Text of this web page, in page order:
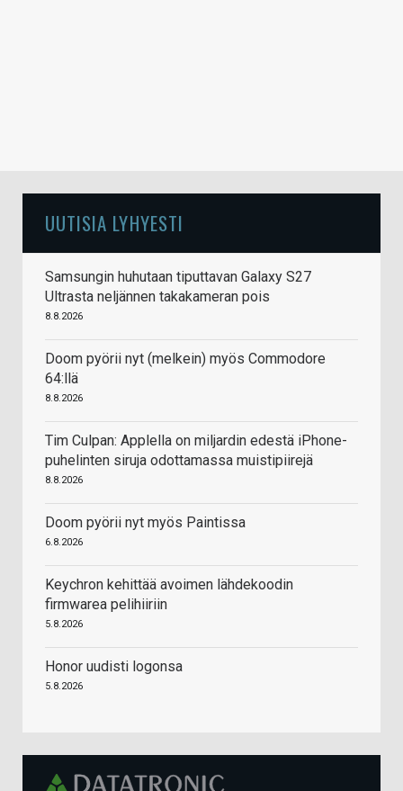
UUTISIA LYHYESTI
Samsungin huhutaan tiputtavan Galaxy S27
Ultrasta neljännen takakameran pois
8.8.2026
Doom pyörii nyt (melkein) myös Commodore
64:llä
8.8.2026
Tim Culpan: Applella on miljardin edestä iPhone-
puhelinten siruja odottamassa muistipiirejä
8.8.2026
Doom pyörii nyt myös Paintissa
6.8.2026
Keychron kehittää avoimen lähdekoodin
firmwarea pelihiiriin
5.8.2026
Honor uudisti logonsa
5.8.2026